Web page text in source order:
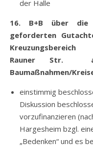
der Halle
16. B+B über die
geforderten
Kreuzungsbereich
Rauner Str.
Baumaßnahmen/
einstimmig
Diskussion
vorzufinanzieren
Hargesheim bzgl.
„Bedenken“ und es